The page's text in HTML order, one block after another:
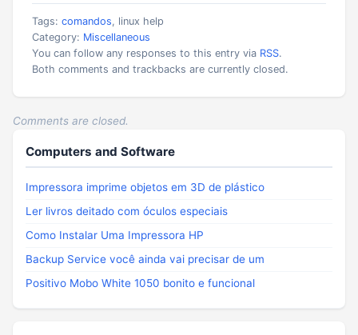
Tags: comandos, linux help
Category: Miscellaneous
You can follow any responses to this entry via RSS.
Both comments and trackbacks are currently closed.
Comments are closed.
Computers and Software
Impressora imprime objetos em 3D de plástico
Ler livros deitado com óculos especiais
Como Instalar Uma Impressora HP
Backup Service você ainda vai precisar de um
Positivo Mobo White 1050 bonito e funcional